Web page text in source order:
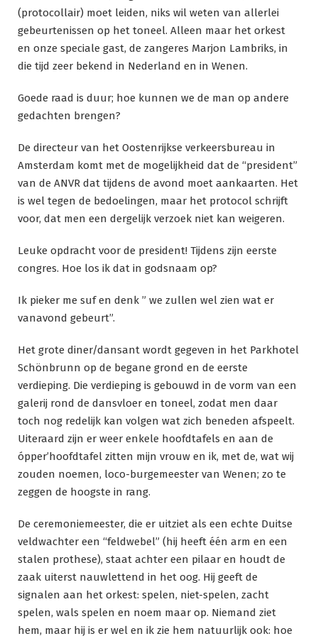
(protocollair) moet leiden, niks wil weten van allerlei
gebeurtenissen op het toneel. Alleen maar het orkest
en onze speciale gast, de zangeres Marjon Lambriks, in
die tijd zeer bekend in Nederland en in Wenen.
Goede raad is duur; hoe kunnen we de man op andere
gedachten brengen?
De directeur van het Oostenrijkse verkeersbureau in
Amsterdam komt met de mogelijkheid dat de “president”
van de ANVR dat tijdens de avond moet aankaarten. Het
is wel tegen de bedoelingen, maar het protocol schrijft
voor, dat men een dergelijk verzoek niet kan weigeren.
Leuke opdracht voor de president! Tijdens zijn eerste
congres. Hoe los ik dat in godsnaam op?
Ik pieker me suf en denk ” we zullen wel zien wat er
vanavond gebeurt”.
Het grote diner/dansant wordt gegeven in het Parkhotel
Schönbrunn op de begane grond en de eerste
verdieping. Die verdieping is gebouwd in de vorm van een
galerij rond de dansvloer en toneel, zodat men daar
toch nog redelijk kan volgen wat zich beneden afspeelt.
Uiteraard zijn er weer enkele hoofdtafels en aan de
ópper’hoofdtafel zitten mijn vrouw en ik, met de, wat wij
zouden noemen, loco-burgemeester van Wenen; zo te
zeggen de hoogste in rang.
De ceremoniemeester, die er uitziet als een echte Duitse
veldwachter een “feldwebel” (hij heeft één arm en een
stalen prothese), staat achter een pilaar en houdt de
zaak uiterst nauwlettend in het oog. Hij geeft de
signalen aan het orkest: spelen, niet-spelen, zacht
spelen, wals spelen en noem maar op. Niemand ziet
hem, maar hij is er wel en ik zie hem natuurlijk ook: hoe